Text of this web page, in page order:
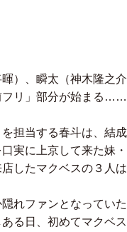
）、瞬太（神木隆之
フリ」部分が始まる
当する春斗は、結
実に上京して来た妹
したマクベスの３人
れファンとなってい
日、初めてマクベ